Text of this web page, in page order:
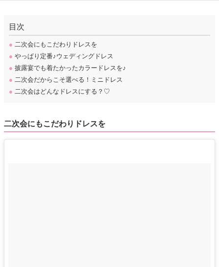
目次
● 二次会にもこだわりドレスを
● やっぱり定番♪ウェディングドレス
● 披露宴でも着たかったカラードレスを♪
● 二次会だからこそ選べる！ミニドレス
● 二次会はどんなドレスにする？♡
二次会にもこだわりドレスを